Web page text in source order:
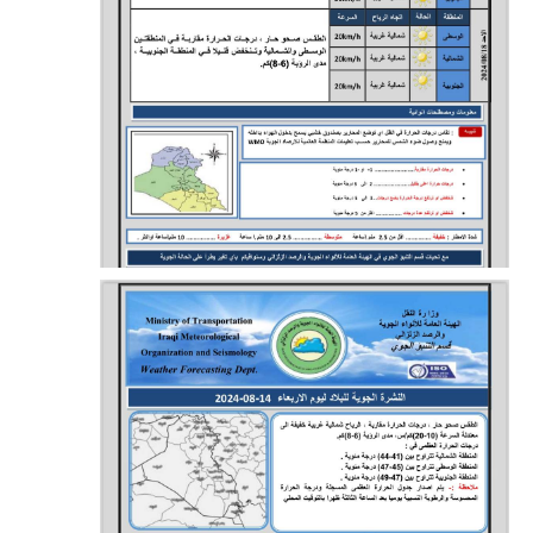
المرحلة الاعدادية
المرحلة الابتدائية
المرحلة المتوسطة
المرحلة الاعدادية
دروس
المرحلة الابتدائية
المرحلة المتوسطة
المرحلة الاعدادية
مواضيع انشاء